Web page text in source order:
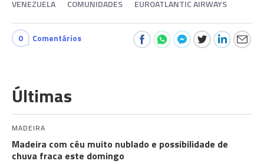
VENEZUELA COMUNIDADES EUROATLANTIC AIRWAYS
0 Comentários
Últimas
MADEIRA
Madeira com céu muito nublado e possibilidade de
chuva fraca este domingo